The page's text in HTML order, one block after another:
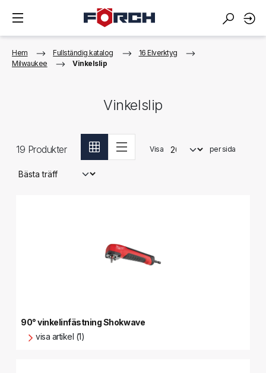
Hem Fullständig katalog
16 Elverktyg
Milwaukee
Vinkelslip
Vinkelslip
19 Produkter Visa per sida
90° vinkelinfästning Shokwave
visa artikel (1)